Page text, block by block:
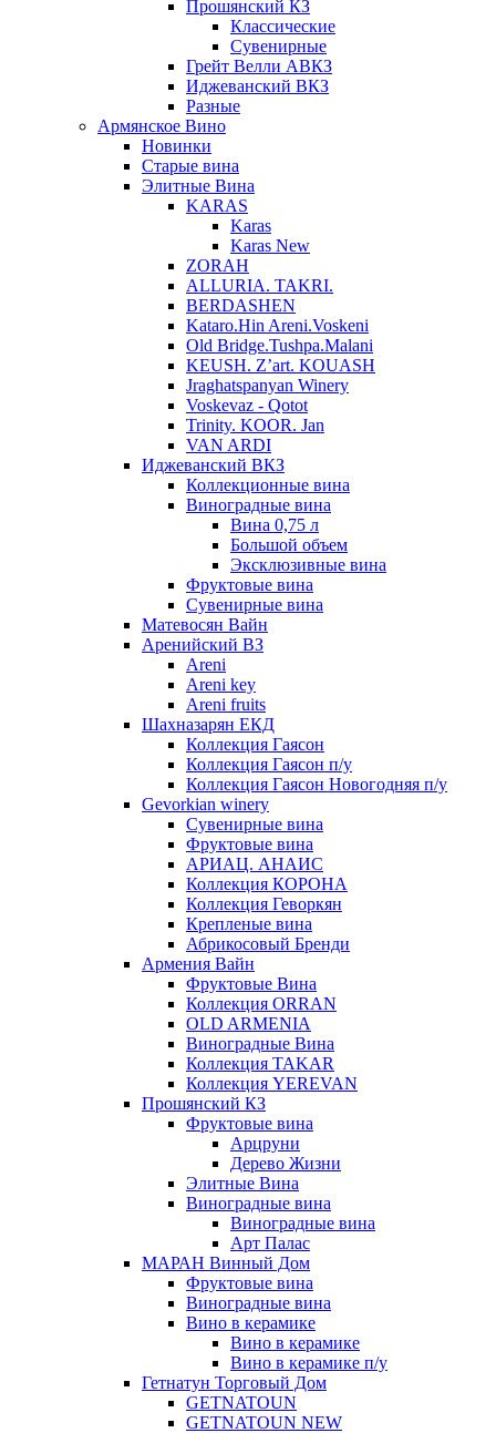
Прошянский КЗ
Классические
Сувенирные
Грейт Велли АВКЗ
Иджеванский ВКЗ
Разные
Армянское Вино
Новинки
Старые вина
Элитные Вина
KARAS
Karas
Karas New
ZORAH
ALLURIA. TAKRI.
BERDASHEN
Kataro.Hin Areni.Voskeni
Old Bridge.Tushpa.Malani
KEUSH. Z’art. KOUASH
Jraghatspanyan Winery
Voskevaz - Qotot
Trinity. KOOR. Jan
VAN ARDI
Иджеванский ВКЗ
Коллекционные вина
Виноградные вина
Вина 0,75 л
Большой объем
Эксклюзивные вина
Фруктовые вина
Cувенирные вина
Матевосян Вайн
Аренийский ВЗ
Areni
Areni key
Areni fruits
Шахназарян ЕКД
Коллекция Гаясон
Коллекция Гаясон п/у
Коллекция Гаясон Новогодняя п/у
Gevorkian winery
Сувенирные вина
Фруктовые вина
АРИАЦ. АНАИС
Коллекция КОРОНА
Коллекция Геворкян
Крепленые вина
Абрикосовый Бренди
Армения Вайн
Фруктовые Вина
Коллекция ORRAN
OLD ARMENIA
Виноградные Вина
Коллекция TAKAR
Коллекция YEREVAN
Прошянский КЗ
Фруктовые вина
Арцруни
Дерево Жизни
Элитные Вина
Виноградные вина
Виноградные вина
Арт Палас
МАРАН Винный Дом
Фруктовые вина
Виноградные вина
Вино в керамике
Вино в керамике
Вино в керамике п/у
Гетнатун Торговый Дом
GETNATOUN
GETNATOUN NEW